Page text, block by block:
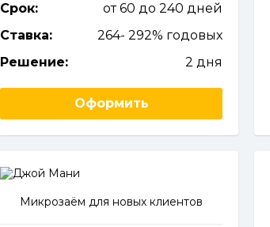
Срок:
от 60 до 240 дней
Ставка:
264- 292% годовых
Решение:
2 дня
Оформить
Микрозаём для новых клиентов